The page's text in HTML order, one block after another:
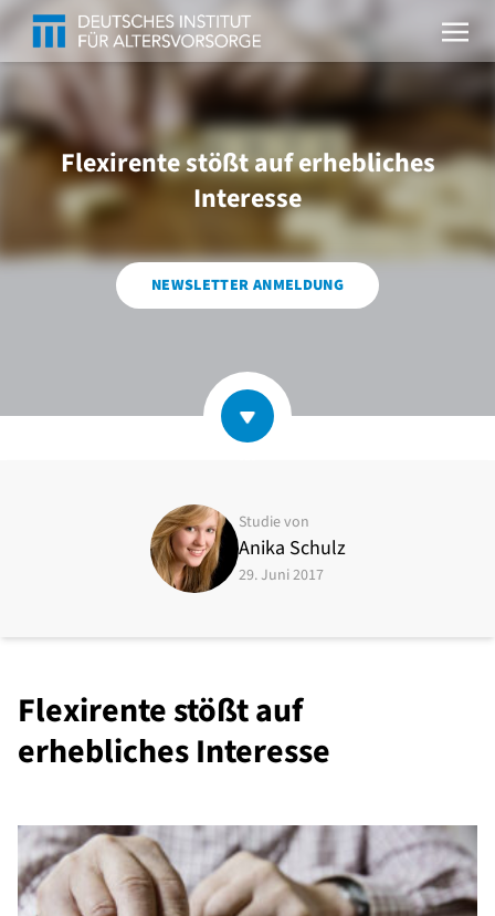
Flexirente stößt auf erhebliches
Interesse
NEWSLETTER ANMELDUNG
Studie von
Anika Schulz
29. Juni 2017
Flexirente stößt auf
erhebliches Interesse